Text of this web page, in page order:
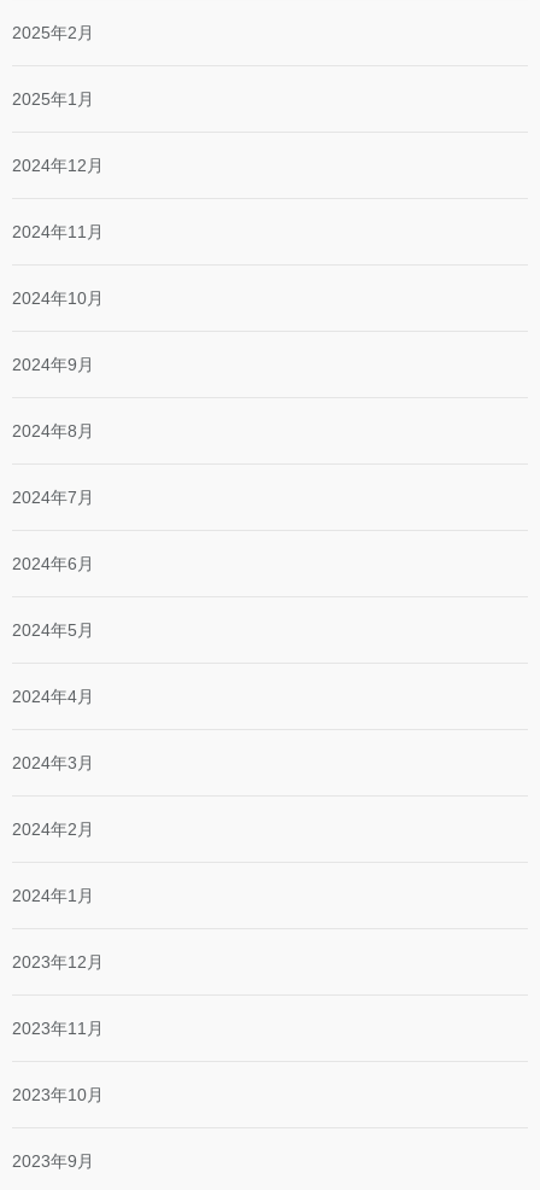
2025年2月
2025年1月
2024年12月
2024年11月
2024年10月
2024年9月
2024年8月
2024年7月
2024年6月
2024年5月
2024年4月
2024年3月
2024年2月
2024年1月
2023年12月
2023年11月
2023年10月
2023年9月